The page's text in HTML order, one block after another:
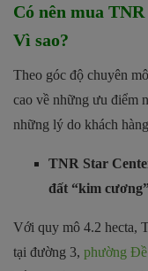
Có nên mua
Vì sao?
Theo góc độ chuyên
cao về những ưu điểm
những lý do khách
TNR Star
đất “kim
Với quy mô 4.2 hecta,
tại đường 3, phường Đề